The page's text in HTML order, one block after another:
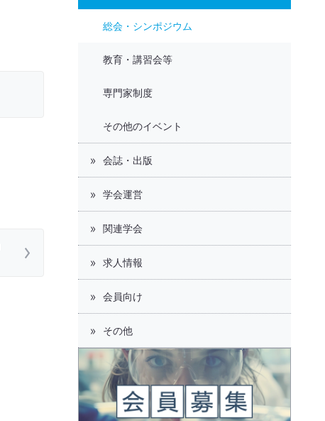
総会・シンポジウム
教育・講習会等
専門家制度
その他のイベント
会誌・出版
学会運営
関連学会
求人情報
会員向け
その他